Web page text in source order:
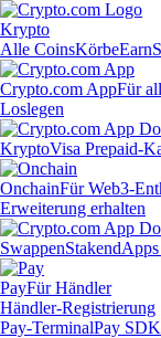
Krypto
Alle CoinsKörbeEarn
Crypto.com AppFür
Loslegen
KryptoVisa Prepaid-
OnchainFür Web3-
Erweiterung erhalten
SwappenStakendApps
PayFür Händler
Händler-Registrierung
Pay-TerminalPay SDK